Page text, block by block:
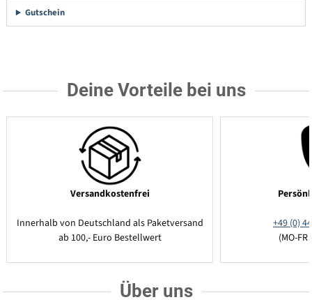
Gutschein
Deine Vorteile bei uns
Versandkostenfrei
Innerhalb von Deutschland als Paketversand
ab 100,- Euro Bestellwert
+49 (0)
(MO-
Über uns